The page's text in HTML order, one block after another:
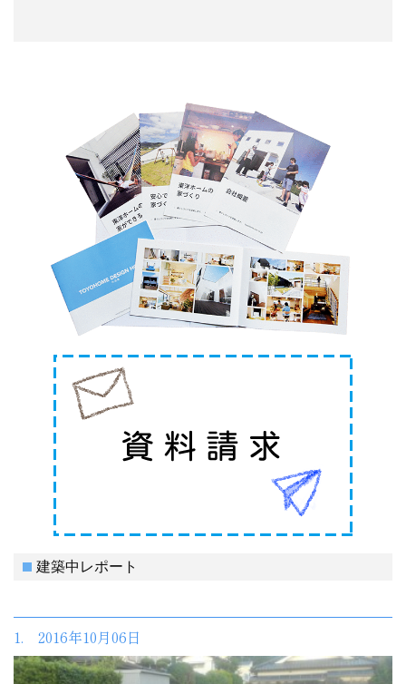
建築中レポート
1. 2016年10月06日